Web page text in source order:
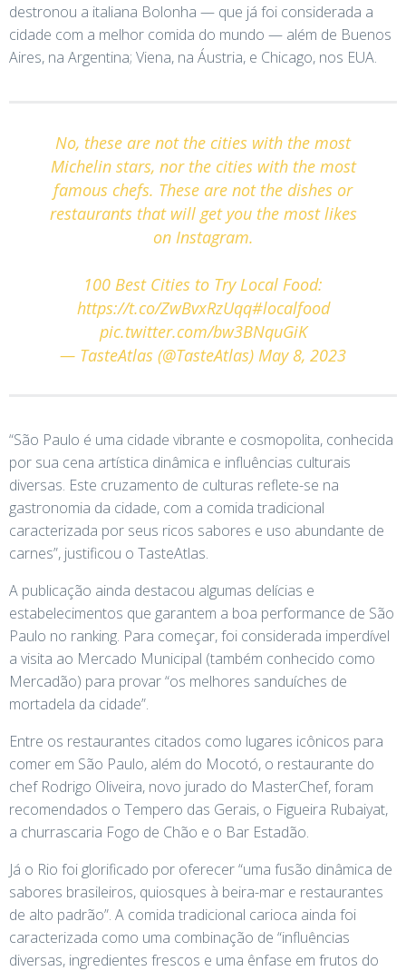
destronou a italiana Bolonha — que já foi considerada a
cidade com a melhor comida do mundo — além de Buenos
Aires, na Argentina; Viena, na Áustria, e Chicago, nos EUA.
No, these are not the cities with the most
Michelin stars, nor the cities with the most
famous chefs. These are not the dishes or
restaurants that will get you the most likes
on Instagram.
100 Best Cities to Try Local Food:
https://t.co/ZwBvxRzUqq#localfood
pic.twitter.com/bw3BNquGiK
— TasteAtlas (@TasteAtlas) May 8, 2023
“São Paulo é uma cidade vibrante e cosmopolita, conhecida
por sua cena artística dinâmica e influências culturais
diversas. Este cruzamento de culturas reflete-se na
gastronomia da cidade, com a comida tradicional
caracterizada por seus ricos sabores e uso abundante de
carnes”, justificou o TasteAtlas.
A publicação ainda destacou algumas delícias e
estabelecimentos que garantem a boa performance de São
Paulo no ranking. Para começar, foi considerada imperdível
a visita ao Mercado Municipal (também conhecido como
Mercadão) para provar “os melhores sanduíches de
mortadela da cidade”.
Entre os restaurantes citados como lugares icônicos para
comer em São Paulo, além do Mocotó, o restaurante do
chef Rodrigo Oliveira, novo jurado do MasterChef, foram
recomendados o Tempero das Gerais, o Figueira Rubaiyat,
a churrascaria Fogo de Chão e o Bar Estadão.
Já o Rio foi glorificado por oferecer “uma fusão dinâmica de
sabores brasileiros, quiosques à beira-mar e restaurantes
de alto padrão”. A comida tradicional carioca ainda foi
caracterizada como uma combinação de “influências
diversas, ingredientes frescos e uma ênfase em frutos do